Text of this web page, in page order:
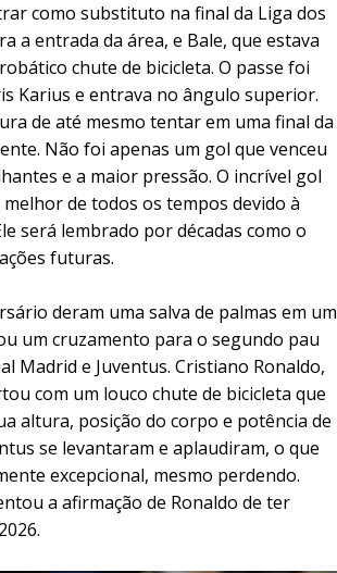
como substituto na final da Liga dos
a entrada da área, e Bale, que estava
chute de bicicleta. O passe foi
Karius e entrava no ângulo superior.
de até mesmo tentar em uma final da
Não foi apenas um gol que venceu
e a maior pressão. O incrível gol
de todos os tempos devido à
será lembrado por décadas como o
futuras.
deram uma salva de palmas em um
um cruzamento para o segundo pau
Madrid e Juventus. Cristiano Ronaldo,
com um louco chute de bicicleta que
altura, posição do corpo e potência de
se levantaram e aplaudiram, o que
excepcional, mesmo perdendo.
a afirmação de Ronaldo de ter